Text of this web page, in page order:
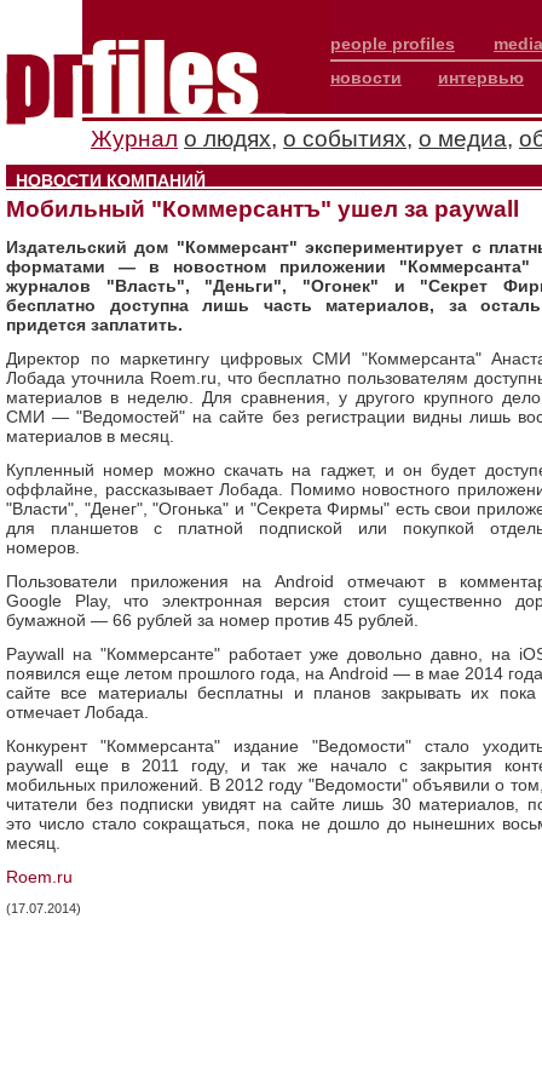
people profiles
новости
интервью
Журнал о людях, о событиях, о медиа,
НОВОСТИ КОМПАНИЙ
Мобильный "Коммерсантъ" ушел за paywall
Издательский дом "Коммерсант" экспериментирует с
форматами — в новостном приложении "Коммерсанта"
журналов "Власть", "Деньги", "Огонек" и "Секрет
бесплатно доступна лишь часть материалов, за
придется заплатить.
Директор по маркетингу цифровых СМИ "Коммерсанта"
Лобада уточнила Roem.ru, что бесплатно пользователям
материалов в неделю. Для сравнения, у другого крупного
СМИ — "Ведомостей" на сайте без регистрации видны лишь
материалов в месяц.
Купленный номер можно скачать на гаджет, и он будет
оффлайне, рассказывает Лобада. Помимо новостного
"Власти", "Денег", "Огонька" и "Секрета Фирмы" есть свои
для планшетов с платной подпиской или покупкой
номеров.
Пользователи приложения на Android отмечают в
Google Play, что электронная версия стоит существенно
бумажной — 66 рублей за номер против 45 рублей.
Paywall на "Коммерсанте" работает уже довольно давно, на
появился еще летом прошлого года, на Android — в мае 2014
сайте все материалы бесплатны и планов закрывать их пока
отмечает Лобада.
Конкурент "Коммерсанта" издание "Ведомости" стало
paywall еще в 2011 году, и так же начало с закрытия
мобильных приложений. В 2012 году "Ведомости" объявили о
читатели без подписки увидят на сайте лишь 30 материалов,
это число стало сокращаться, пока не дошло до нынешних
месяц.
Roem.ru
(17.07.2014)